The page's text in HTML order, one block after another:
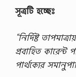
সূত্রটি হচ্ছেঃ
“নির্দিষ্ট
প্রবাহিত কারেন্ট
পার্থক্যের